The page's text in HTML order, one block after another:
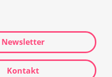
Newsletter
Kontakt